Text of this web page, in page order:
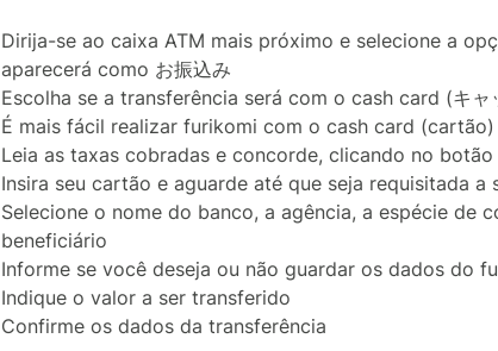
Dirija-se ao caixa ATM mais próximo e selecione a
aparecerá como お振込み
Escolha se a transferência será com o cash card (キ
É mais fácil realizar furikomi com o cash card (cartão)
Leia as taxas cobradas e concorde, clicando no
Insira seu cartão e aguarde até que seja requisitada a
Selecione o nome do banco, a agência, a espécie de
beneficiário
Informe se você deseja ou não guardar os dados do
Indique o valor a ser transferido
Confirme os dados da transferência